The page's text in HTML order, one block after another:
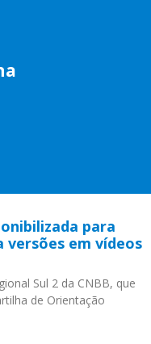
para
versões em vídeos
Sul 2 da CNBB, que
de Orientação